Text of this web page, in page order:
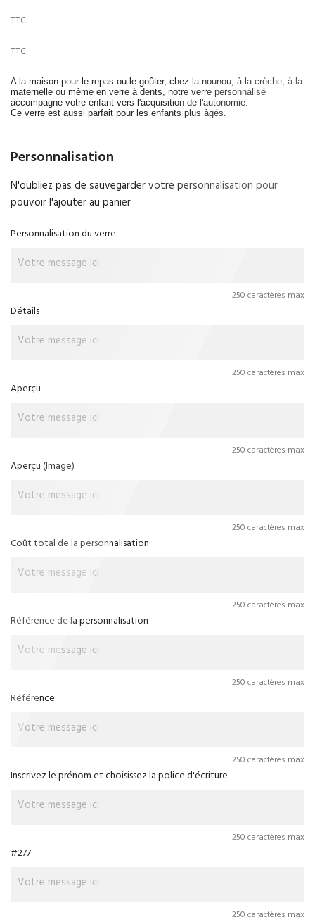
TTC
TTC
A la maison pour le repas ou le goûter, chez la nounou, à la crèche, à la
maternelle ou même en verre à dents, notre verre personnalisé
accompagne votre enfant vers l'acquisition de l'autonomie.
Ce verre est aussi parfait pour les enfants plus âgés.
Personnalisation
N'oubliez pas de sauvegarder votre personnalisation pour
pouvoir l'ajouter au panier
Personnalisation du verre
250 caractères max
Détails
250 caractères max
Aperçu
250 caractères max
Aperçu (Image)
250 caractères max
Coût total de la personnalisation
250 caractères max
Référence de la personnalisation
250 caractères max
Référence
250 caractères max
Inscrivez le prénom et choisissez la police d'écriture
250 caractères max
#277
250 caractères max